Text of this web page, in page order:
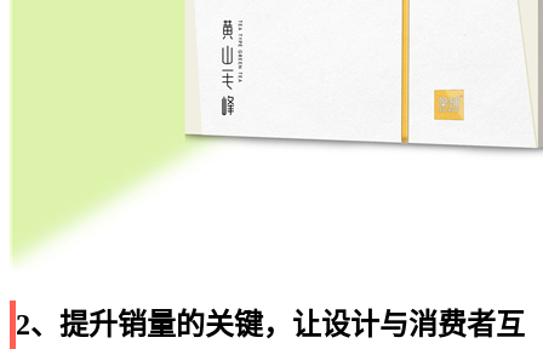
2、提升销量的关键，让设计与消费者互